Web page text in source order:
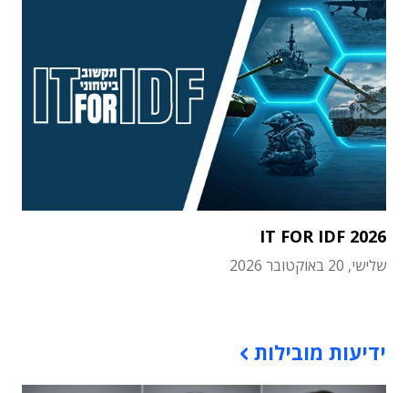
IT FOR IDF 2026
שלישי, 20 באוקטובר 2026
ידיעות מובילות